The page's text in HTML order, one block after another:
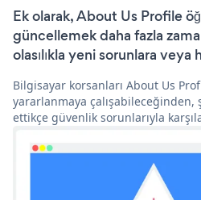
Ek olarak, About Us Profile
güncellemek daha fazla
olasılıkla yeni sorunlara veya
Bilgisayar korsanları About Us
yararlanmaya
ettikçe güvenlik sorunlarıyla